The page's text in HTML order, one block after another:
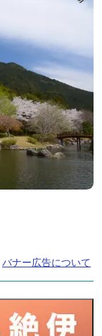
バナー広告について